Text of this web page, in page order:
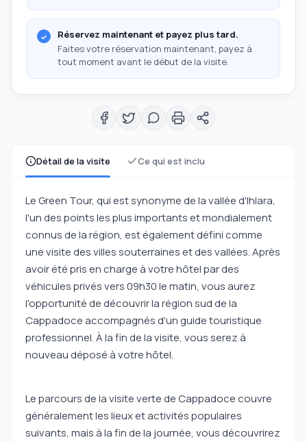
Détail de la visite Ce qui est inclu
Le Green Tour, qui est synonyme de la vallée d'Ihlara,
l'un des points les plus importants et mondialement
connus de la région, est également défini comme
une visite des villes souterraines et des vallées. Après
avoir été pris en charge à votre hôtel par des
véhicules privés vers 09h30 le matin, vous aurez
l'opportunité de découvrir la région sud de la
Cappadoce accompagnés d'un guide touristique
professionnel. À la fin de la visite, vous serez à
nouveau déposé à votre hôtel.
Le parcours de la visite verte de Cappadoce couvre
généralement les lieux et activités populaires
suivants, mais à la fin de la journée, vous découvrirez
Réservez maintenant et payez plus tard.
Faites votre réservation maintenant, payez à
tout moment avant le début de la visite.